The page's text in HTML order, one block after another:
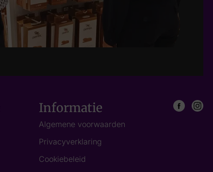
Informatie
Algemene voorwaarden
Privacyverklaring
Cookiebeleid